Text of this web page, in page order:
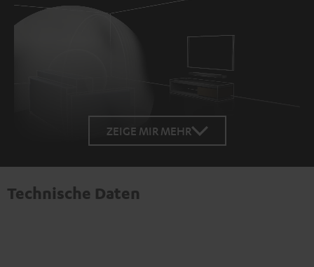
Loaded:
100.00%
ZEIGE MIR MEHR
Technische Daten